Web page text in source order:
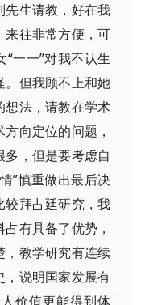
先生请教，好在我
来往非常方便，可
一一”对我不认生
。但我顾不上和她
想法，请教在学术
向定位的问题，
，但是要考虑自
”慎重做出最后决
较拜占廷研究，我
有具备了优势，
，教学研究有连续
，说明国家发展有
价值更能得到体